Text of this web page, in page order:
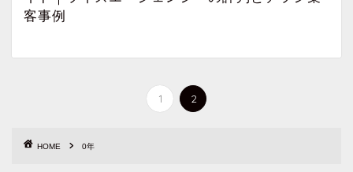
客事例
1 2
HOME 0年